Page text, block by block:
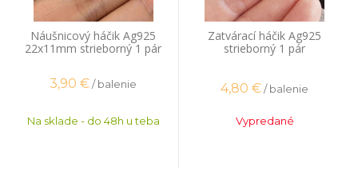
Náušnicový háčik Ag925
22x11mm strieborný 1 pár
3,90 €/ balenie
Na sklade - do 48h u teba
Zatvárací háčik Ag925
strieborný 1 pár
4,80 €/ balenie
Vypredané